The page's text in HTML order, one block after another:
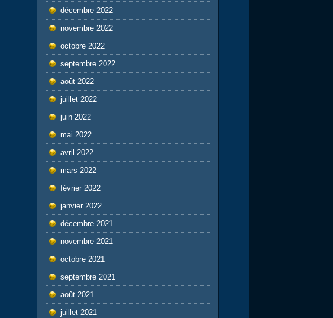
décembre 2022
novembre 2022
octobre 2022
septembre 2022
août 2022
juillet 2022
juin 2022
mai 2022
avril 2022
mars 2022
février 2022
janvier 2022
décembre 2021
novembre 2021
octobre 2021
septembre 2021
août 2021
juillet 2021